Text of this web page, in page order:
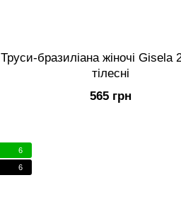
Труси-бразиліана жіночі Gisela
тілесні
565 грн
6
6